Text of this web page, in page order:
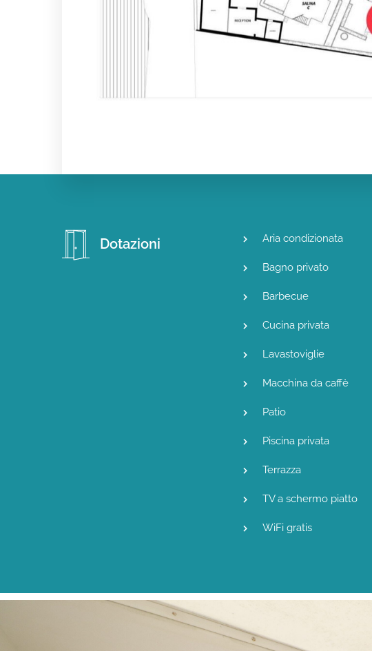
Dotazioni Aria condizionata
Bagno privato
Barbecue
Cucina privata
Lavastoviglie
Macchina da caffè
Patio
Piscina privata
Terrazza
TV a schermo piatto
WiFi gratis